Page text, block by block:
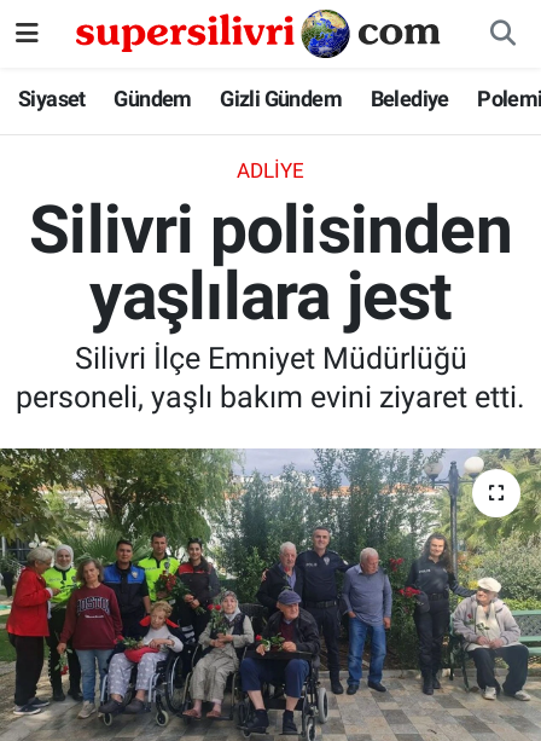
Siyaset Gündem Gizli Gündem Belediye
ADLIYE
Silivri polisinden
yaşlılara jest
Silivri İlçe Emniyet Müdürlüğü
personeli, yaşlı bakım evini ziyaret etti.
Siyaset
Gizli Gündem
Belediye
Polemik
İstanbul Nöbetçi Eczaneler
İstanbul Namaz Vakitleri
İstanbul Trafik Yoğunluk Haritası
Süper Lig Puan Durumu ve Fikstür
Tüm Manşetler
Son Dakika Haberleri
Haber Arşivi